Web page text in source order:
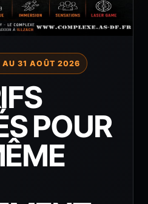
AU 31 AOÛT 2026
POUR